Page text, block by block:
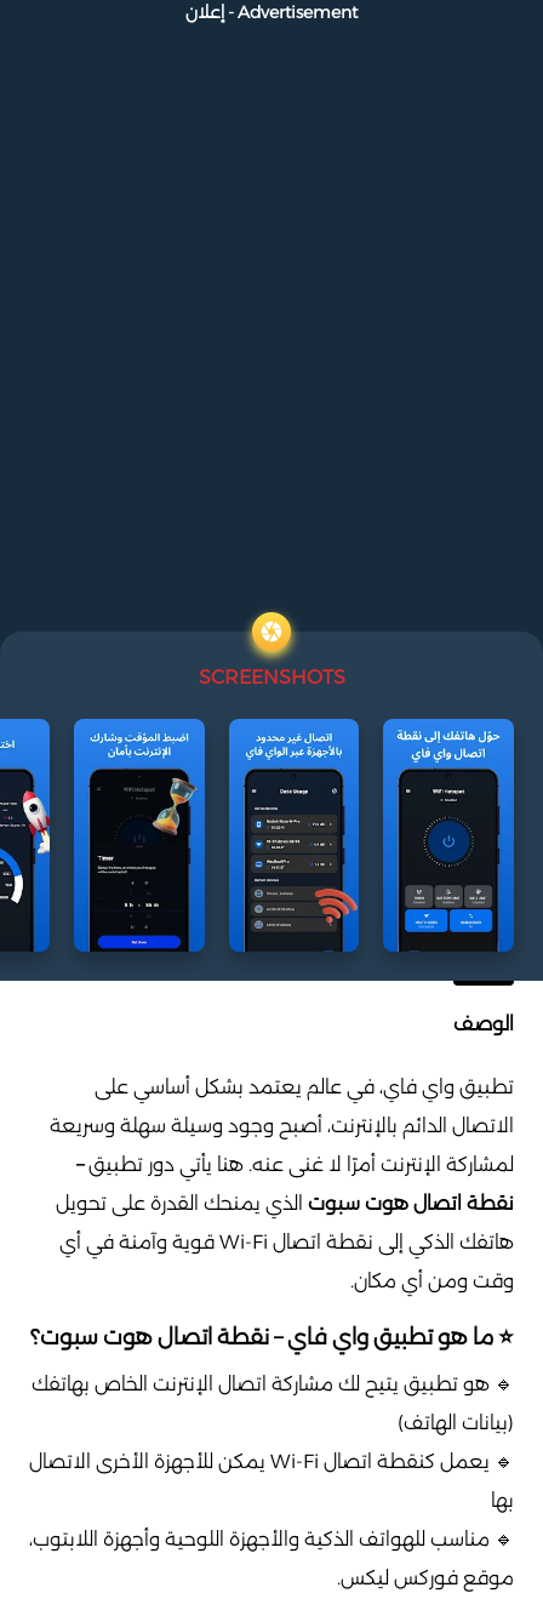
Advertisement - إعلان
SCREENSHOTS
الوصف
تطبيق واي فاي، في عالم يعتمد بشكل أساسي على
الاتصال الدائم بالإنترنت، أصبح وجود وسيلة سهلة وسريعة
لمشاركة الإنترنت أمرًا لا غنى عنه. هنا يأتي دور تطبيق–
نقطة اتصال هوت سبوت الذي يمنحك القدرة على تحويل
هاتفك الذكي إلى نقطة اتصال Wi-Fi قوية وآمنة في أي
وقت ومن أي مكان.
⭐ ما هو تطبيق واي فاي – نقطة اتصال هوت سبوت؟
🔹 هو تطبيق يتيح لك مشاركة اتصال الإنترنت الخاص بهاتفك
(بيانات الهاتف)
🔹 يعمل كنقطة اتصال Wi-Fi يمكن للأجهزة الأخرى الاتصال
بها
🔹 مناسب للهواتف الذكية والأجهزة اللوحية وأجهزة اللابتوب،
موقع فوركس ليكس.